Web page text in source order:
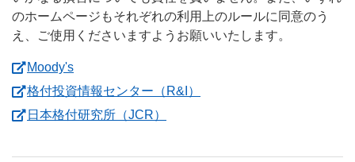
のホームページもそれぞれの利用上のルールに同意のう
え、ご使用くださいますようお願いいたします。
Moody's（新しいウィンドウを開きます）
格付投資情報センター（R&I）
日本格付研究所（JCR）